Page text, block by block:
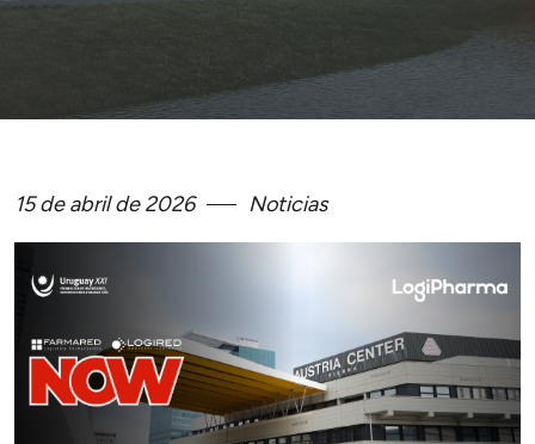
15 de abril de 2026 Noticias